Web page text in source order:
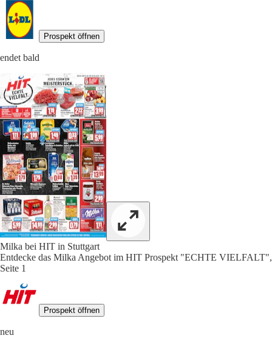
Prospekt öffnen
endet bald
Milka bei HIT in Stuttgart
Entdecke das Milka Angebot im HIT Prospekt "ECHTE VIELFALT",
Seite 1
Prospekt öffnen
neu